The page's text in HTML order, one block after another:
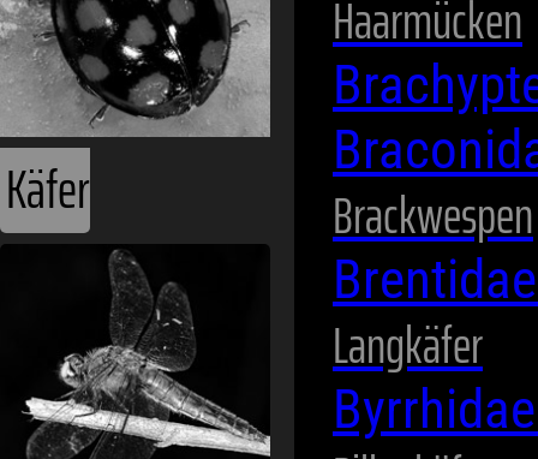
Käfer
Haarmücken
Brackwespen
Langkäfer